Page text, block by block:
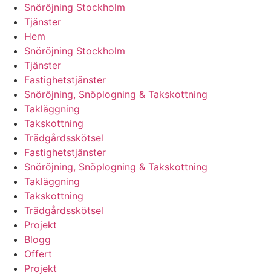
Snöröjning Stockholm
Tjänster
Hem
Snöröjning Stockholm
Tjänster
Fastighetstjänster
Snöröjning, Snöplogning & Takskottning
Takläggning
Takskottning
Trädgårdsskötsel
Fastighetstjänster
Snöröjning, Snöplogning & Takskottning
Takläggning
Takskottning
Trädgårdsskötsel
Projekt
Blogg
Offert
Projekt